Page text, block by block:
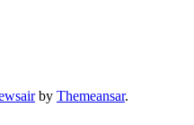
by Themeansar.